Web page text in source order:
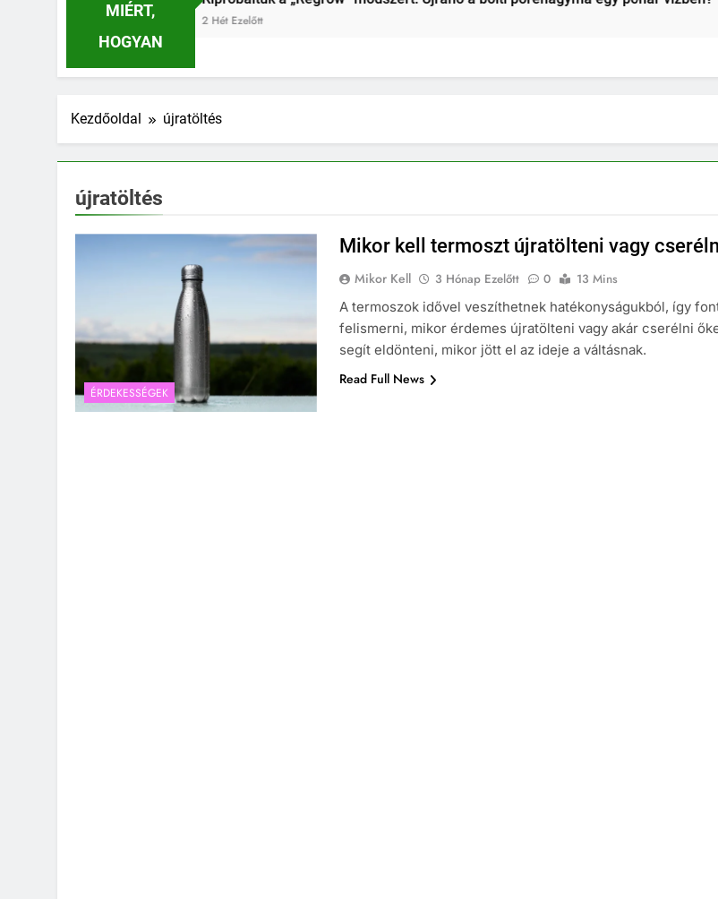
MIÉRT,
HOGYAN
Kezdőoldal újratöltés
újratöltés
ÉRDEKESSÉGEK
Mikor kell termoszt újratölteni vagy
Mikor Kell 3 Hónap Ezelőtt 0
13 Mins
A termoszok idővel veszíthetnek hatékonyságukból, így
felismerni, mikor érdemes újratölteni vagy akár cserélni
segít eldönteni, mikor jött el az ideje a váltásnak.
Read Full News